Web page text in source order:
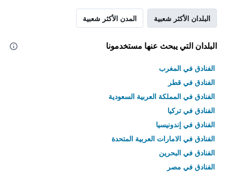
البلدان الأكثر شعبية المدن الأكثر شعبية
البلدان التي يبحث عنها مستخدمونا
الفنادق في المغرب
الفنادق في قطر
الفنادق في المملكة العربية السعودية
الفنادق في تركيا
الفنادق في إندونيسيا
الفنادق في الامارات العربية المتحدة
الفنادق في البحرين
الفنادق في مصر